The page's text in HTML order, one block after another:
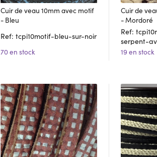
Cuir de veau 10mm avec motif
- Bleu
Ref: tcpi10motif-bleu-sur-noir
70 en stock
Cuir de
- Mordoré
Ref:
serpent-
19 en stock